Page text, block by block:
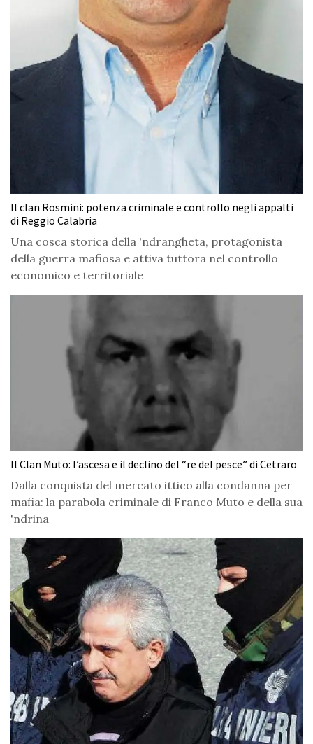
Il clan Rosmini: potenza criminale e controllo negli appalti
di Reggio Calabria
Una cosca storica della 'ndrangheta, protagonista
della guerra mafiosa e attiva tuttora nel controllo
economico e territoriale
Il Clan Muto: l’ascesa e il declino del “re del pesce” di Cetraro
Dalla conquista del mercato ittico alla condanna per
mafia: la parabola criminale di Franco Muto e della sua
'ndrina